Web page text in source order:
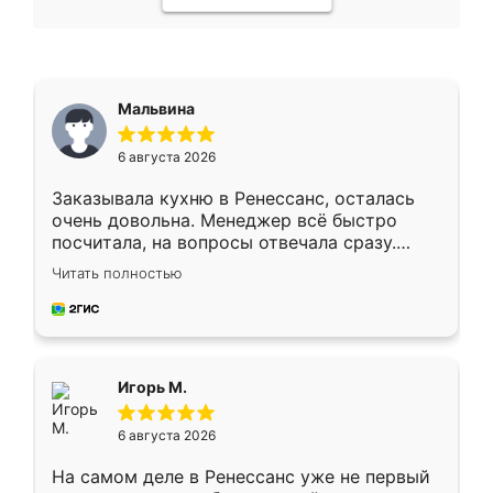
Мальвина
6 августа 2026
Заказывала кухню в Ренессанс, осталась
очень довольна. Менеджер всё быстро
посчитала, на вопросы отвечала сразу.
Замерщик приехал в субботу, подошёл к
делу со всей ответственностью. Собрали
за день, ребята работали аккуратно, даже
Читать полностью
Игорь М.
6 августа 2026
На самом деле в Ренессанс уже не первый